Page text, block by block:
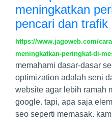
meningkatkan
pencari dan trafik
https://www.jagoweb.com/
meningkatkan-peringkat-di-
memahami dasar-dasar
optimization adalah seni
website agar lebih ramah
google. tapi, apa saja
seo seperti memasak.